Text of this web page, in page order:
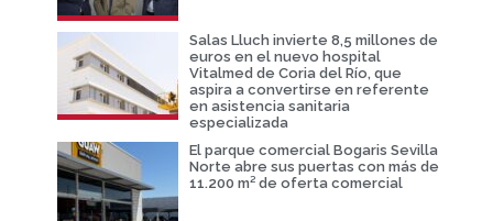
Salas Lluch invierte 8,5 millones de
euros en el nuevo hospital
Vitalmed de Coria del Río, que
aspira a convertirse en referente
en asistencia sanitaria
especializada
El parque comercial Bogaris Sevilla
Norte abre sus puertas con más de
11.200 m² de oferta comercial